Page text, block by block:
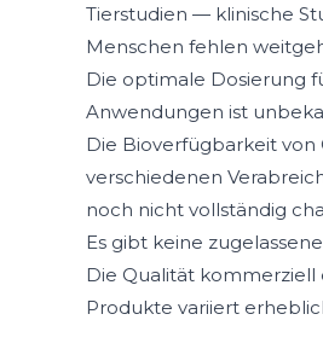
Tierstudien — klinische
Menschen fehlen
Die optimale Dosierung
Anwendungen ist
Die Bioverfügbarkeit von
verschiedenen
noch nicht vollständig
Es gibt keine
Die Qualität kommerziell
Produkte variiert